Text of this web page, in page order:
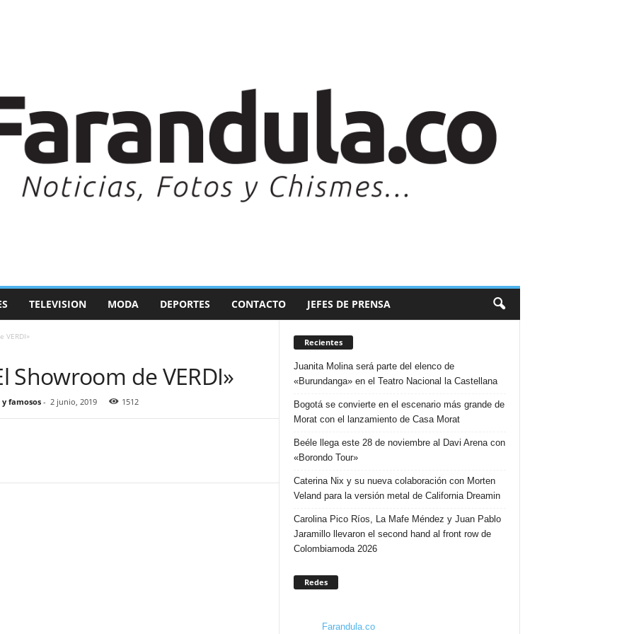
TELEVISION MODA DEPORTES CONTACTO JEFES DE PRENSA
VERDI»
Showroom de VERDI»
famosos- 2 junio, 2019 1512
Recientes
Juanita Molina será parte del elenco de
«Burundanga» en el Teatro Nacional la Castellana
Bogotá se convierte en el escenario más grande de
Morat con el lanzamiento de Casa Morat
Beéle llega este 28 de noviembre al Davi Arena con
«Borondo Tour»
Caterina Nix y su nueva colaboración con Morten
Veland para la versión metal de California Dreamin
Carolina Pico Ríos, La Mafe Méndez y Juan Pablo
Jaramillo llevaron el second hand al front row de
Colombiamoda 2026
Redes
Farandula.co